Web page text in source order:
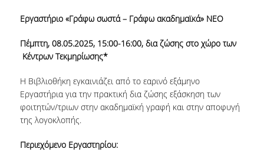
PROJECTS
COLLECTIONS
ELECTRONIC
RESOURCES
Εργαστήριο «Γράφω σωστά – Γράφω ακαδημαϊκά» ΝΕΟ
Πέμπτη, 08.05.2025, 15:00-16:00, δια ζώσης στο χώρο των
Κέντρων Τεκμηρίωσης*
Η Βιβλιοθήκη εγκαινιάζει από το εαρινό εξάμηνο
Εργαστήρια για την πρακτική δια ζώσης εξάσκηση των
φοιτητών/τριων στην ακαδημαϊκή γραφή και στην αποφυγή
της λογοκλοπής.
Περιεχόμενο Εργαστηρίου: